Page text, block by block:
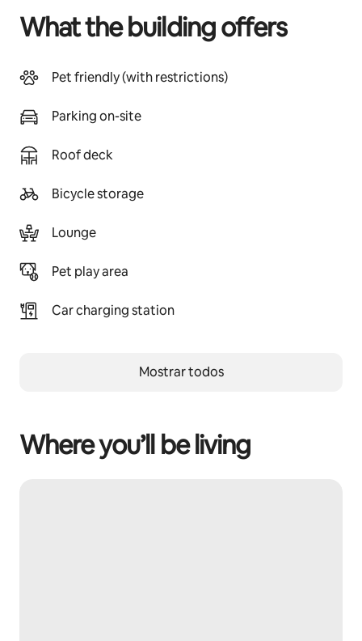
What the building offers
Pet friendly (with restrictions)
Parking on-site
Roof deck
Bicycle storage
Lounge
Pet play area
Car charging station
Mostrar todos
Where you’ll be living